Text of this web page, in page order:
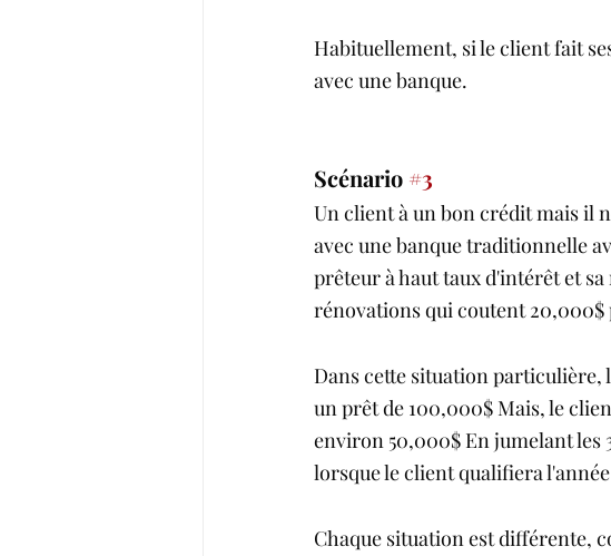
Habituellement, si le client fait
avec une banque.
Scénario #3
Un client à un bon crédit mais il
avec une banque traditionnelle
prêteur à haut taux d'intérêt et
rénovations qui coutent 20,000$
Dans cette situation particulière,
un prêt de 100,000$ Mais, le
environ 50,000$ En jumelant les
lorsque le client qualifiera
Chaque situation est différente,